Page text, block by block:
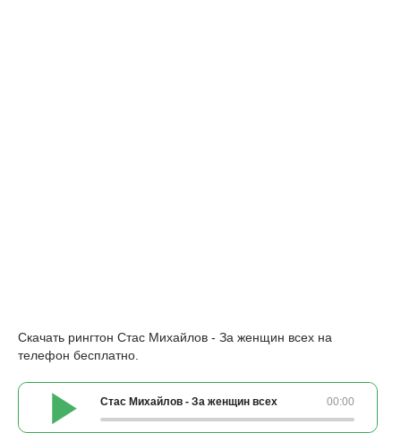
Скачать рингтон Стас Михайлов - За женщин всех на
телефон бесплатно.
00:00
Стас Михайлов - За женщин всех